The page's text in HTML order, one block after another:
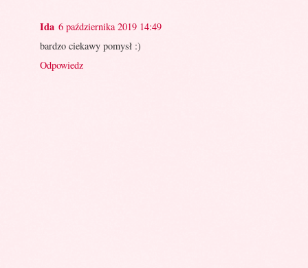
Ida 6 października 2019 14:49
bardzo ciekawy pomysł :)
Odpowiedz